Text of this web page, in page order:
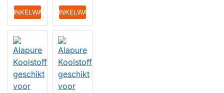
WINKELWAGENIN WINKELWAGEN